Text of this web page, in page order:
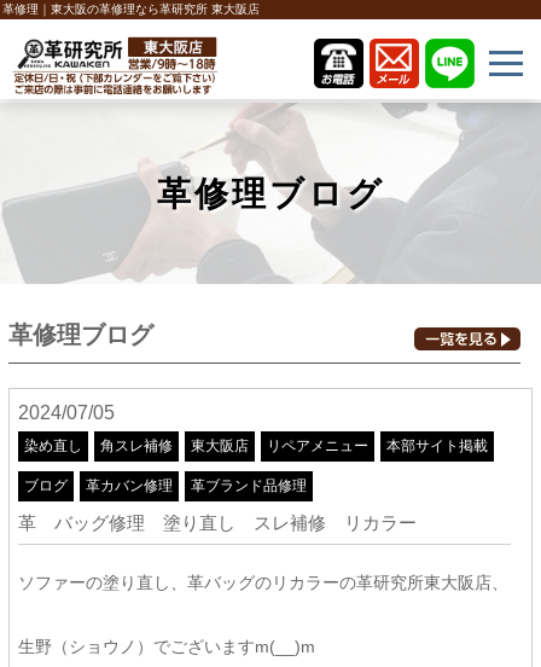
革修理｜東大阪の革修理なら革研究所 東大阪店
革修理ブログ
革修理ブログ
2024/07/05
染め直し 角スレ補修 東大阪店 リペアメニュー 本部サイト掲載
ブログ 革カバン修理 革ブランド品修理
革 バッグ修理 塗り直し スレ補修 リカラー
ソファーの塗り直し、革バッグのリカラーの革研究所東大阪店、
生野（ショウノ）でございますm(__)m